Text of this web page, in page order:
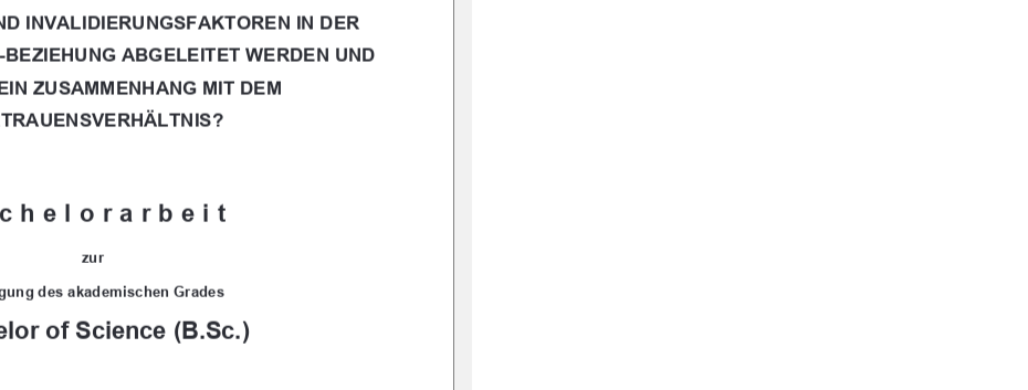
INVALIDIERUNGSFAKTOREN IN DER
ABGELEITET WERDEN UND
ZUSAMMENHANG MIT DEM
zur
des akademischen Grades
of Science (B.Sc.)